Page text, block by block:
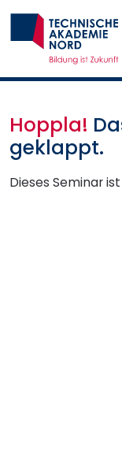
Hoppla!
geklappt.
Dieses Seminar